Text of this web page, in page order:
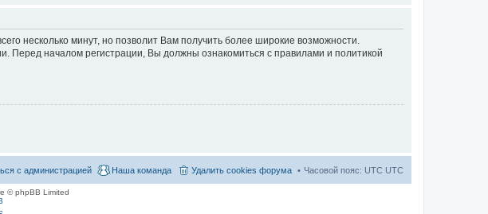
несколько минут, но позволит Вам получить более широкие возможности.
Перед началом регистрации, Вы должны ознакомиться с правилами и политикой
Часовой пояс: UTC UTC
Удалить cookies форума
Наша команда
с администрацией
© phpBB Limited